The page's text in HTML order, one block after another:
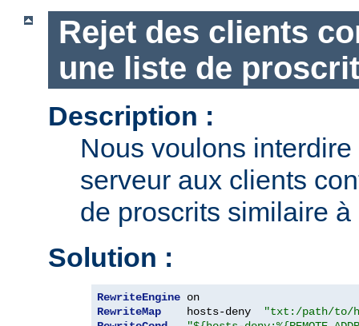
Rejet des clients
une liste de
Description :
Nous voulons
serveur aux clients
de proscrits similaire à
Solution :
RewriteEngine
RewriteMap
    hosts-deny
"txt:/path/to/